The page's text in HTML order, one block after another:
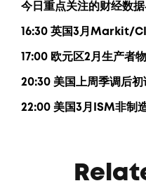
今日重点关注的财经数据
16:30 英国3月Markit/
17:00 欧元区2月生产者
20:30 美国上周季调后
22:00 美国3月ISM非制